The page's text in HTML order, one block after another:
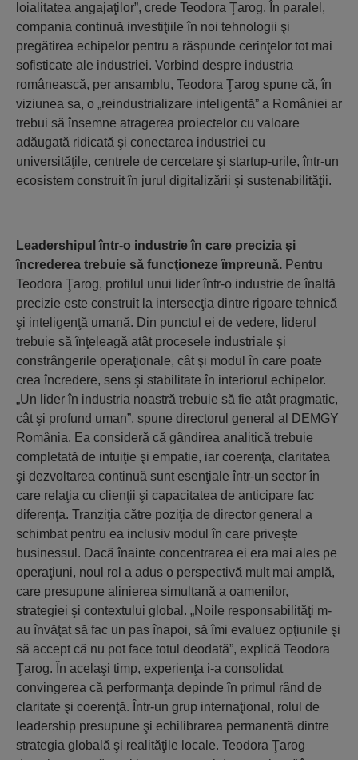
loialitatea angajaţilor”, crede Teodora Ţarog. În paralel,
compania continuă investiţiile în noi tehnologii şi
pregătirea echipelor pentru a răspunde cerinţelor tot mai
sofisticate ale industriei. Vorbind despre industria
românească, per ansamblu, Teodora Ţarog spune că, în
viziunea sa, o „reindustrializare inteligentă” a României ar
trebui să însemne atragerea proiectelor cu valoare
adăugată ridicată şi conectarea industriei cu
universităţile, centrele de cercetare şi startup-urile, într-un
ecosistem construit în jurul digitalizării şi sustenabilităţii.
Leadershipul într-o industrie în care precizia şi
încrederea trebuie să funcţioneze împreună. Pentru
Teodora Ţarog, profilul unui lider într-o industrie de înaltă
precizie este construit la intersecţia dintre rigoare tehnică
şi inteligenţă umană. Din punctul ei de vedere, liderul
trebuie să înţeleagă atât procesele industriale şi
constrângerile operaţionale, cât şi modul în care poate
crea încredere, sens şi stabilitate în interiorul echipelor.
„Un lider în industria noastră trebuie să fie atât pragmatic,
cât şi profund uman”, spune directorul general al DEMGY
România. Ea consideră că gândirea analitică trebuie
completată de intuiţie şi empatie, iar coerenţa, claritatea
şi dezvoltarea continuă sunt esenţiale într-un sector în
care relaţia cu clienţii şi capacitatea de anticipare fac
diferenţa. Tranziţia către poziţia de director general a
schimbat pentru ea inclusiv modul în care priveşte
businessul. Dacă înainte concentrarea ei era mai ales pe
operaţiuni, noul rol a adus o perspectivă mult mai amplă,
care presupune alinierea simultană a oamenilor,
strategiei şi contextului global. „Noile responsabilităţi m-
au învăţat să fac un pas înapoi, să îmi evaluez opţiunile şi
să accept că nu pot face totul deodată”, explică Teodora
Ţarog. În acelaşi timp, experienţa i-a consolidat
convingerea că performanţa depinde în primul rând de
claritate şi coerenţă. Într-un grup internaţional, rolul de
leadership presupune şi echilibrarea permanentă dintre
strategia globală şi realităţile locale. Teodora Ţarog